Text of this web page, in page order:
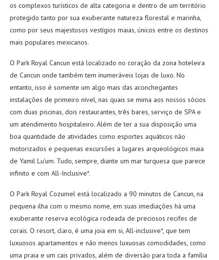
os complexos turísticos de alta categoria e dentro de um território
protegido tanto por sua exuberante natureza florestal e marinha,
como por seus majestosos vestígios maias, únicos entre os destinos
mais populares mexicanos.
O Park Royal Cancun está localizado no coração da zona hoteleira
de Cancun onde também tem inumeráveis lojas de luxo. No
entanto, isso é somente um algo mais das aconchegantes
instalações de primeiro nível, nas quais se mima aos nossos sócios
com duas piscinas, dois restaurantes, três bares, serviço de SPA e
um atendimento hospitaleiro. Além de ter a sua disposição uma
boa quantidade de atividades como esportes aquáticos não
motorizados e pequenas excursões a lugares arqueológicos maia
de Yamil Lu’um. Tudo, sempre, diante um mar turquesa que parece
infinito e com All-Inclusive*.
O Park Royal Cozumel está localizado a 90 minutos de Cancun, na
pequena ilha com o mesmo nome, em suas imediações há uma
exuberante reserva ecológica rodeada de preciosos recifes de
corais. O resort, claro, é uma joia em si, All-inclusive*, que tem
luxuosos apartamentos e não menos luxuosas comodidades, como
uma praia e um cais privados, além de diversão para toda a família